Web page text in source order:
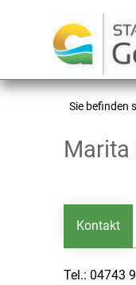
Sie befinden
Marita
Kontakt
Tel.: 04743